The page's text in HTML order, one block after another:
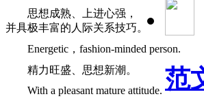
范
思想成熟、上进心强，
并具极丰富的人际关系技巧。
Energetic，fashion-minded person.
精力旺盛、思想新潮。
With a pleasant mature attitude.